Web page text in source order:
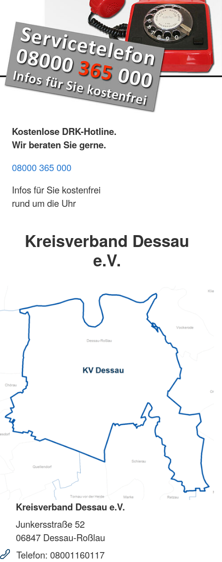
Kostenlose DRK-Hotline.
Wir beraten Sie gerne.
08000 365 000
Infos für Sie kostenfrei
rund um die Uhr
Kreisverband Dessau
e.V.
Kreisverband Dessau e.V.
Junkersstraße 52
06847 Dessau-Roßlau
Telefon: 08001160117